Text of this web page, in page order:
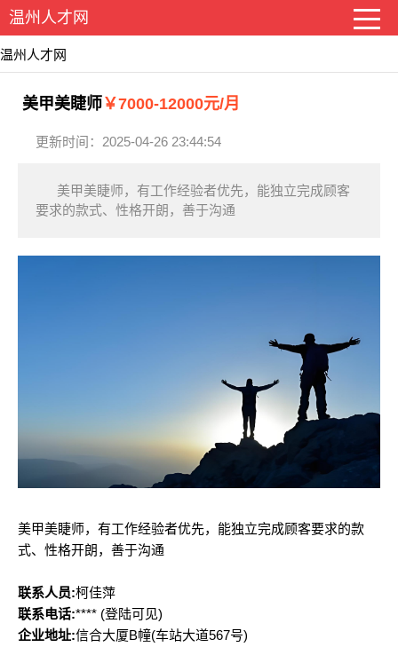
温州人才网
温州人才网
美甲美睫师 ￥7000-12000元/月
更新时间：2025-04-26 23:44:54
美甲美睫师，有工作经验者优先，能独立完成顾客
要求的款式、性格开朗，善于沟通
美甲美睫师，有工作经验者优先，能独立完成顾客要求的款
式、性格开朗，善于沟通
联系人员:柯佳萍
联系电话:**** (登陆可见)
企业地址:信合大厦B幢(车站大道567号)